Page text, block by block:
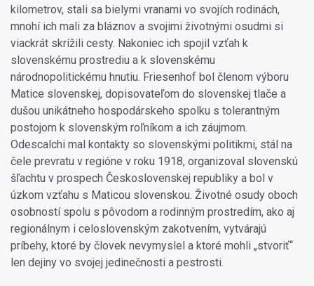
kilometrov, stali sa bielymi vranami vo svojích rodinách,
mnohí ich mali za bláznov a svojimi životnými osudmi si
viackrát skrížili cesty. Nakoniec ich spojil vzťah k
slovenskému prostrediu a k slovenskému
národnopolitickému hnutiu. Friesenhof bol členom výboru
Matice slovenskej, dopisovateľom do slovenskej tlače a
dušou unikátneho hospodárskeho spolku s tolerantným
postojom k slovenským roľníkom a ich záujmom.
Odescalchi mal kontakty so slovenskými politikmi, stál na
čele prevratu v regióne v roku 1918, organizoval slovenskú
šľachtu v prospech Československej republiky a bol v
úzkom vzťahu s Maticou slovenskou. Životné osudy oboch
osobností spolu s pôvodom a rodinným prostredím, ako aj
regionálnym i celoslovenským zakotvením, vytvárajú
príbehy, ktoré by človek nevymyslel a ktoré mohli „stvoriť“
len dejiny vo svojej jedinečnosti a pestrosti.